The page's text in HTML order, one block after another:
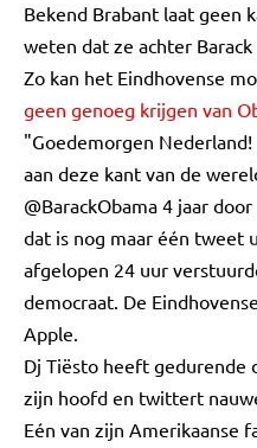
Bekend Brabant laat geen
weten dat ze achter
Zo kan het Eindhovense
geen genoeg krijgen van
"Goedemorgen
aan deze kant van de
@BarackObama 4 jaar
dat is nog maar één tweet
afgelopen 24 uur
democraat. De
Apple.
Dj Tiësto heeft gedurende
zijn hoofd en twittert
Eén van zijn Amerikaanse